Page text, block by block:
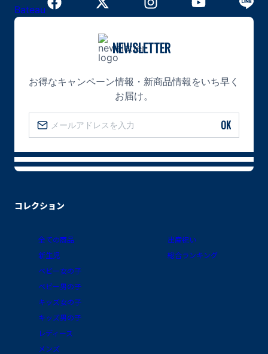
コレクション
全ての商品
新生児
ベビー女の子
ベビー男の子
キッズ女の子
キッズ男の子
レディース
メンズ
出産祝い
総合ランキング
NEWSLETTER
お得なキャンペーン情報・新商品情報をいち早く
お届け。
OK